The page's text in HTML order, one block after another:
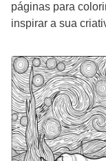
páginas para
inspirar a sua